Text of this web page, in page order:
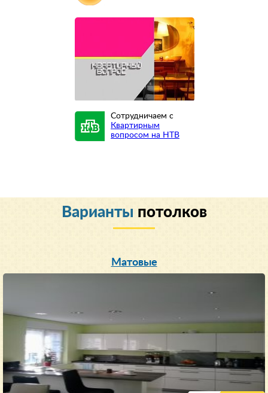
Сотрудничаем с
Квартирным
вопросом на НТВ
Варианты потолков
Матовые